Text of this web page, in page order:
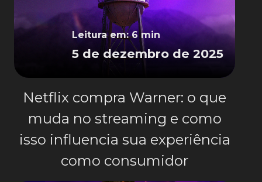
Leitura em: 6 min
5 de dezembro de 2025
Netflix compra Warner: o que
muda no streaming e como
isso influencia sua experiência
como consumidor